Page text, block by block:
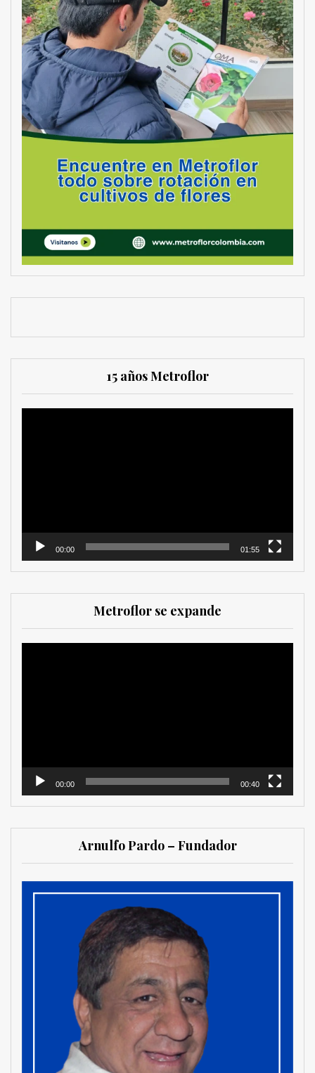
15 años Metroflor
00:00 01:55
Metroflor se expande
00:00 00:40
Arnulfo Pardo – Fundador